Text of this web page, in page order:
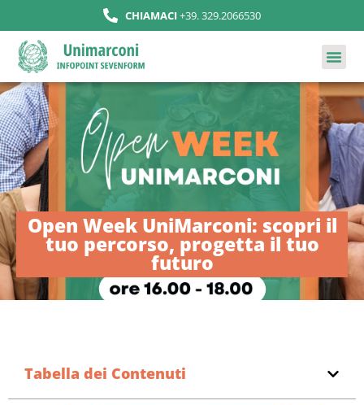
CHIAMACI+39. 329.2066530
Open Week UniMarconi: scopri il
tuo percorso, progetta il tuo
futuro
Tabella dei Contenuti